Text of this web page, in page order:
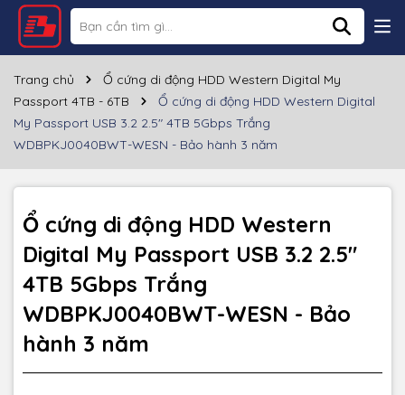
Trang chủ
Ổ cứng di động HDD Western Digital My
Passport 4TB - 6TB
Ổ cứng di động HDD Western Digital
My Passport USB 3.2 2.5" 4TB 5Gbps Trắng
WDBPKJ0040BWT-WESN - Bảo hành 3 năm
Ổ cứng di động HDD Western
Digital My Passport USB 3.2 2.5"
4TB 5Gbps Trắng
WDBPKJ0040BWT-WESN - Bảo
hành 3 năm
Thông số kỹ thuật
Thương hiệu Western Digital
Dung lượng 4TB
Cổng giao tiếp USB 3.2 Gen 1
HĐH hỗ trợ Windows; macOS
Kích thước 110.2x75x19.15 mm
Tốc độ đọc ~5Gbps
Tốc độ ghi